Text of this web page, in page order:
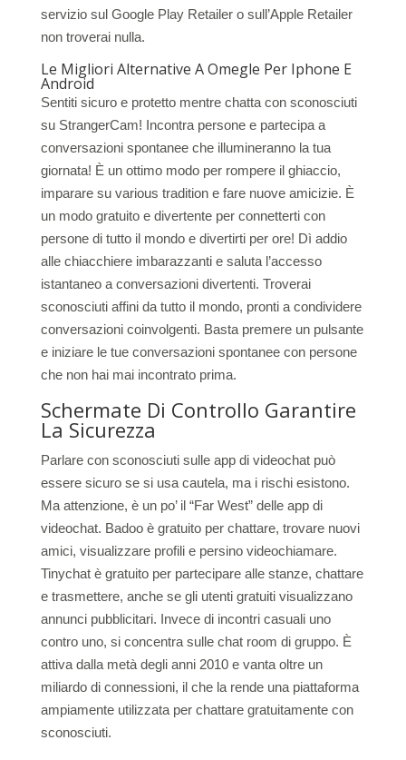
servizio sul Google Play Retailer o sull’Apple Retailer
non troverai nulla.
Le Migliori Alternative A Omegle Per Iphone E
Android
Sentiti sicuro e protetto mentre chatta con sconosciuti
su StrangerCam! Incontra persone e partecipa a
conversazioni spontanee che illumineranno la tua
giornata! È un ottimo modo per rompere il ghiaccio,
imparare su various tradition e fare nuove amicizie. È
un modo gratuito e divertente per connetterti con
persone di tutto il mondo e divertirti per ore! Dì addio
alle chiacchiere imbarazzanti e saluta l’accesso
istantaneo a conversazioni divertenti. Troverai
sconosciuti affini da tutto il mondo, pronti a condividere
conversazioni coinvolgenti. Basta premere un pulsante
e iniziare le tue conversazioni spontanee con persone
che non hai mai incontrato prima.
Schermate Di Controllo Garantire
La Sicurezza
Parlare con sconosciuti sulle app di videochat può
essere sicuro se si usa cautela, ma i rischi esistono.
Ma attenzione, è un po’ il “Far West” delle app di
videochat. Badoo è gratuito per chattare, trovare nuovi
amici, visualizzare profili e persino videochiamare.
Tinychat è gratuito per partecipare alle stanze, chattare
e trasmettere, anche se gli utenti gratuiti visualizzano
annunci pubblicitari. Invece di incontri casuali uno
contro uno, si concentra sulle chat room di gruppo. È
attiva dalla metà degli anni 2010 e vanta oltre un
miliardo di connessioni, il che la rende una piattaforma
ampiamente utilizzata per chattare gratuitamente con
sconosciuti.